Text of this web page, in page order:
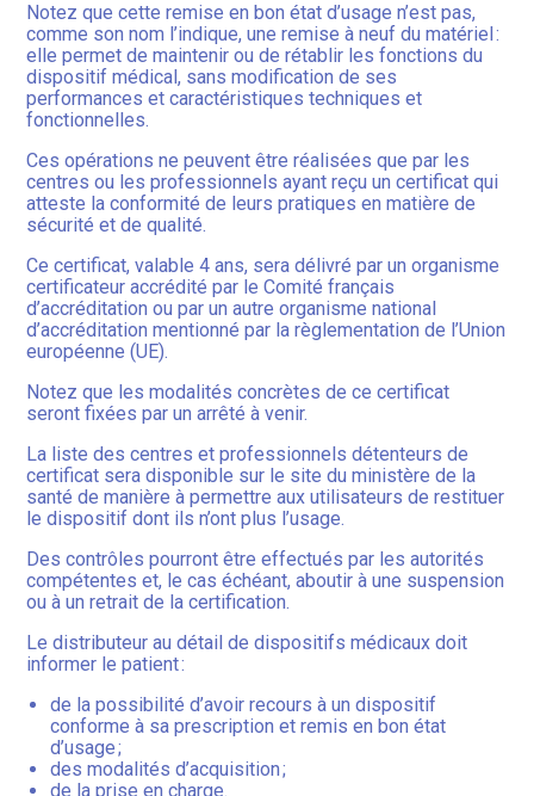
Notez que cette remise en bon état d’usage n’est pas,
comme son nom l’indique, une remise à neuf du matériel :
elle permet de maintenir ou de rétablir les fonctions du
dispositif médical, sans modification de ses
performances et caractéristiques techniques et
fonctionnelles.
Ces opérations ne peuvent être réalisées que par les
centres ou les professionnels ayant reçu un certificat qui
atteste la conformité de leurs pratiques en matière de
sécurité et de qualité.
Ce certificat, valable 4 ans, sera délivré par un organisme
certificateur accrédité par le Comité français
d’accréditation ou par un autre organisme national
d’accréditation mentionné par la règlementation de l’Union
européenne (UE).
Notez que les modalités concrètes de ce certificat
seront fixées par un arrêté à venir.
La liste des centres et professionnels détenteurs de
certificat sera disponible sur le site du ministère de la
santé de manière à permettre aux utilisateurs de restituer
le dispositif dont ils n’ont plus l’usage.
Des contrôles pourront être effectués par les autorités
compétentes et, le cas échéant, aboutir à une suspension
ou à un retrait de la certification.
Le distributeur au détail de dispositifs médicaux doit
informer le patient :
de la possibilité d’avoir recours à un dispositif
conforme à sa prescription et remis en bon état
d’usage ;
des modalités d’acquisition ;
de la prise en charge.